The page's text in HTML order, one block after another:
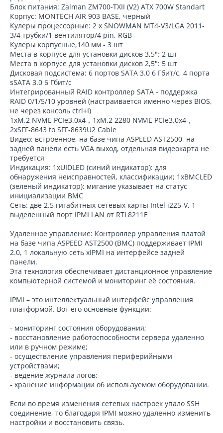
Блок питания: Zalman ZM700-TXII (V2) ATX 700W Standart
Корпус: MONTECH AIR 903 BASE, черный
Кулеры процессорные: 2 х SNOWMAN MT4-V3/LGA 2011-
3/4 трубки/1 вентилятор/4 pin, RGB
Кулеры корпусные,140 мм - 3 шт
Места в корпусе для установки дисков 3,5": 2 шт
Места в корпусе для установки дисков 2,5": 5 шт
Дисковая подсистема: 6 портов SATA 3.0 6 Гбит/с, 4 порта
sSATA 3.0 6 Гбит/с
Интегрированный RAID контроллер SATA - поддержка
RAID 0/1/5/10 уровней (настраивается именно через BIOS,
не через консоль ctrl+I)
1xM.2 NVME PCIe3.0x4，1xM.2 2280 NVME PCIe3.0x4，
2xSFF-8643 to SFF-8639U2 Cable
Видео: встроенное, на базе чипа ASPEED AST2500, на
задней панели есть VGA выход, отдельная видеокарта не
требуется
Индикация: 1xUIDLED (синий индикатор): для
обнаружения неисправностей, классификации; 1xBMCLED
(зеленый индикатор): мигание указывает на статус
инициализации BMC
Сеть: две 2.5 гигабитных сетевых карты Intel i225-V, 1
выделенный порт IPMI LAN от RTL8211E
Удаленное управление: Контроллер управления платой
на базе чипа ASPEED AST2500 (BMC) поддерживает IPMI
2.0, 1 локальную сеть xIPMI на интерфейсе задней
панели.
Эта технология обеспечивает дистанционное управление
компьютерной системой и мониторинг её состояния.
IPMI – это интеллектуальный интерфейс управления
платформой. Вот его основные функции:
- мониторинг состояния оборудования;
- восстановление работоспособности сервера удаленно
или в ручном режиме;
- осуществление управления периферийными
устройствами;
- ведение журнала логов;
- хранение информации об используемом оборудовании.
Если во время изменения сетевых настроек упало SSH
соединение, то благодаря IPMI можно удаленно изменить
настройки и восстановить связь.